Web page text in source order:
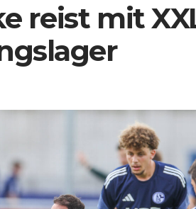
reist mit